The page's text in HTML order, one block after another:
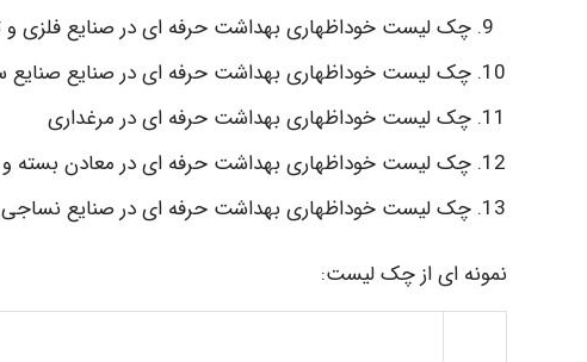
چک لیست خوداظهاری بهداشت حرفه ای در صنایع فلزی و
چک لیست خوداظهاری بهداشت حرفه ای در صنایع صنایع
چک لیست خوداظهاری بهداشت حرفه ای در مرغداری
چک لیست خوداظهاری بهداشت حرفه ای در معادن بسته و
چک لیست خوداظهاری بهداشت حرفه ای در صنایع نساجی
نمونه ای از چک لیست: